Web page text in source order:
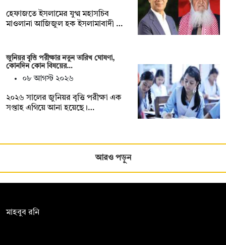
হেফাজতে ইসলামের যুগ্ম মহাসচিব
মাওলানা আজিজুল হক ইসলামাবাদী …
জুনিয়র বৃৃত্তি পরীক্ষার নতুন তারিখ ঘোষণা,
কোনদিন কোন বিষয়ের…
০৮ আগস্ট ২০২৬
২০২৬ সালের জুনিয়র বৃত্তি পরীক্ষা এক
সপ্তাহ এগিয়ে আনা হয়েছে।…
আরও পড়ুন
মাহবুব রনি